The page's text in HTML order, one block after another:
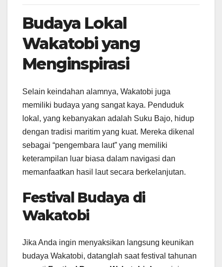
Budaya Lokal
Wakatobi yang
Menginspirasi
Selain keindahan alamnya, Wakatobi juga
memiliki budaya yang sangat kaya. Penduduk
lokal, yang kebanyakan adalah Suku Bajo, hidup
dengan tradisi maritim yang kuat. Mereka dikenal
sebagai “pengembara laut” yang memiliki
keterampilan luar biasa dalam navigasi dan
memanfaatkan hasil laut secara berkelanjutan.
Festival Budaya di
Wakatobi
Jika Anda ingin menyaksikan langsung keunikan
budaya Wakatobi, datanglah saat festival tahunan